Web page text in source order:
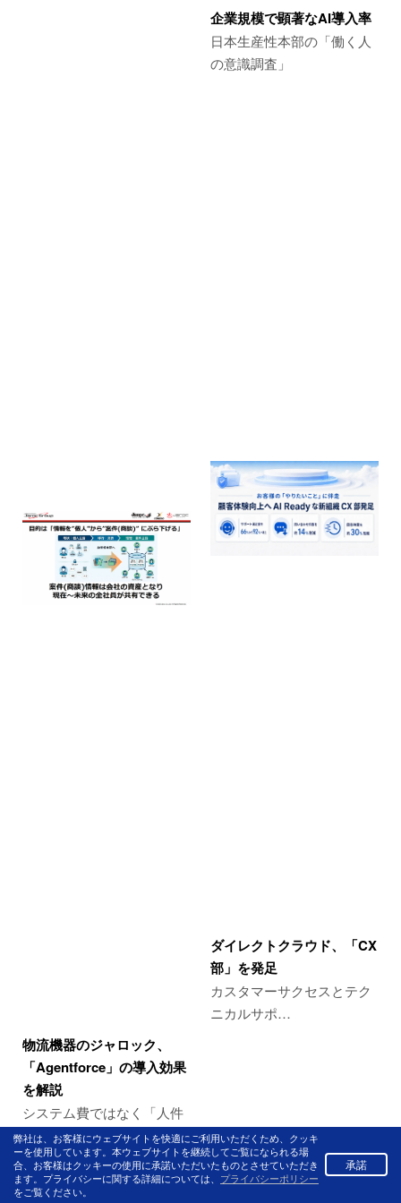
企業規模で顕著なAI導入率
日本生産性本部の「働く人
の意識調査」
物流機器のジャロック、
「Agentforce」の導入効果
を解説
システム費ではなく「人件
費」として…
ダイレクトクラウド、「CX
部」を発足
カスタマーサクセスとテク
ニカルサポ…
弊社は、お客様にウェブサイトを快適にご利用いただくため、クッキ
ーを使用しています。本ウェブサイトを継続してご覧になられる場
合、お客様はクッキーの使用に承諾いただいたものとさせていただき
ます。プライバシーに関する詳細については、 プライバシーポリシー
をご覧ください。
承諾